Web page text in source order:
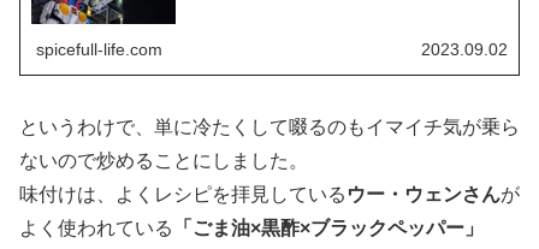
spicefull-life.com 2023.09.02
というわけで、単に冷たくして啜るのもイマイチ気が乗ら
ないので炒めることにしました。
味付けは、よくレシピを拝見している ウー・ウェンさんが
よく使われている
「ごま油×黒酢×ブラックペッパー」